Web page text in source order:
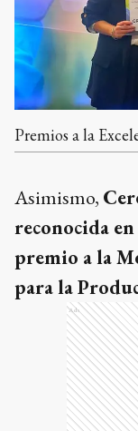
Premios a la
Asimismo,
reconocida
premio a la
para la
Ads